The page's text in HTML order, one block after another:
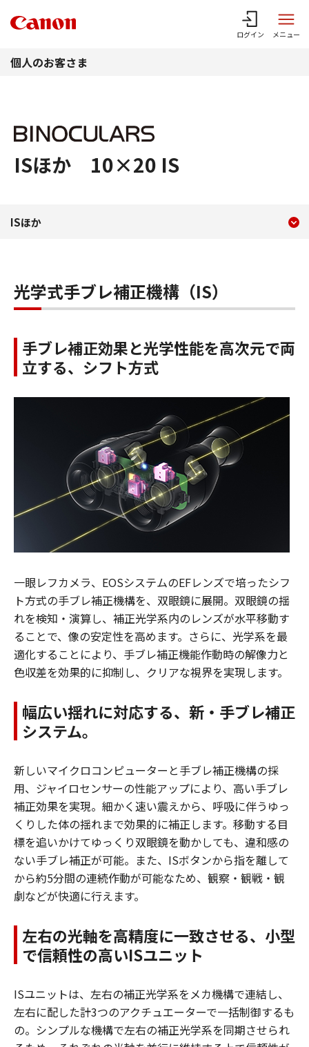
ログイン メニュー
個人のお客さま
ISほか 10×20 IS
ISほか
光学式手ブレ補正機構（IS）
手ブレ補正効果と光学性能を高次元で両
立する、シフト方式
一眼レフカメラ、EOSシステムのEFレンズで培ったシフ
ト方式の手ブレ補正機構を、双眼鏡に展開。双眼鏡の揺
れを検知・演算し、補正光学系内のレンズが水平移動す
ることで、像の安定性を高めます。さらに、光学系を最
適化することにより、手ブレ補正機能作動時の解像力と
色収差を効果的に抑制し、クリアな視界を実現します。
幅広い揺れに対応する、新・手ブレ補正
システム。
新しいマイクロコンピューターと手ブレ補正機構の採
用、ジャイロセンサーの性能アップにより、高い手ブレ
補正効果を実現。細かく速い震えから、呼吸に伴うゆっ
くりした体の揺れまで効果的に補正します。移動する目
標を追いかけてゆっくり双眼鏡を動かしても、違和感の
ない手ブレ補正が可能。また、ISボタンから指を離して
から約5分間の連続作動が可能なため、観察・観戦・観
劇などが快適に行えます。
左右の光軸を高精度に一致させる、小型
で信頼性の高いISユニット
ISユニットは、左右の補正光学系をメカ機構で連結し、
左右に配した計3つのアクチュエーターで一括制御するも
の。シンプルな機構で左右の補正光学系を同期させられ